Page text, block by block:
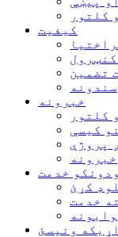
کلتور
کیفیت
تضمین
سندونه
خبرونه
کلتور
کیسې
پروژې
خبرونه
خدمت
کړئ
خدمت
ونیسئ